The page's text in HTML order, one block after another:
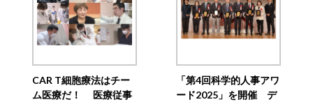
CAR T細胞療法はチー
ム医療だ！ 医療従事
「第4回科学的人事アワ
ード2025」を開催 デ